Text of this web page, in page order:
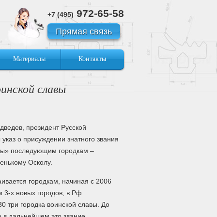
+7 (495) 972-65-58
Прямая связь
Материалы Контакты
славы
президент Русской
о присуждении знатного звания
последующим городкам –
Осколу.
городкам, начиная с 2006
3-х новых городов, в Рф
три городка воинской славы. До